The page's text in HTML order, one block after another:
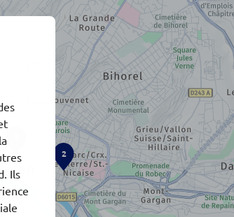
3
2
Ils